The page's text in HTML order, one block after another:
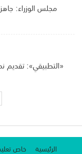
مجلس الوزراء:
«التطبيقي»: تقديم
الرئيسية خاص